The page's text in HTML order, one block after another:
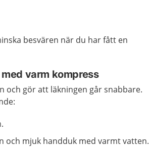
besvären när du har fått en
varm kompress
och gör att läkningen går snabbare.
och mjuk handduk med varmt vatten.